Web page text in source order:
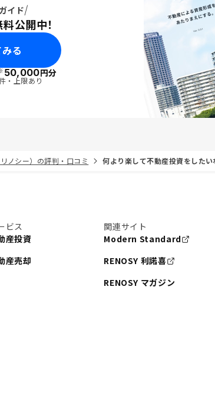
イド
公開中！
る
50,000円分
・上限あり
ノシー）の評判・口コミ 何より楽して不動産投資をしたい
ビス
産投資
産売却
関連サイト
Modern Standard
RENOSY 利諾喜
RENOSY マガジン